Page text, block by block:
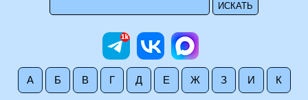
А Б В Г Д Е Ж З И К